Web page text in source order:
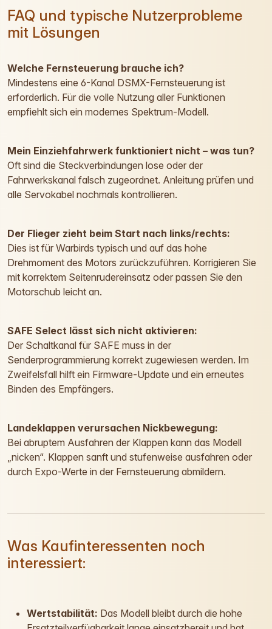
FAQ und typische Nutzerprobleme
mit Lösungen
Welche Fernsteuerung brauche ich?
Mindestens eine 6-Kanal DSMX-Fernsteuerung ist
erforderlich. Für die volle Nutzung aller Funktionen
empfiehlt sich ein modernes Spektrum-Modell.
Mein Einziehfahrwerk funktioniert nicht – was tun?
Oft sind die Steckverbindungen lose oder der
Fahrwerkskanal falsch zugeordnet. Anleitung prüfen und
alle Servokabel nochmals kontrollieren.
Der Flieger zieht beim Start nach links/rechts:
Dies ist für Warbirds typisch und auf das hohe
Drehmoment des Motors zurückzuführen. Korrigieren Sie
mit korrektem Seitenrudereinsatz oder passen Sie den
Motorschub leicht an.
SAFE Select lässt sich nicht aktivieren:
Der Schaltkanal für SAFE muss in der
Senderprogrammierung korrekt zugewiesen werden. Im
Zweifelsfall hilft ein Firmware-Update und ein erneutes
Binden des Empfängers.
Landeklappen verursachen Nickbewegung:
Bei abruptem Ausfahren der Klappen kann das Modell
„nicken“. Klappen sanft und stufenweise ausfahren oder
durch Expo-Werte in der Fernsteuerung abmildern.
Was Kaufinteressenten noch
interessiert:
Wertstabilität: Das Modell bleibt durch die hohe